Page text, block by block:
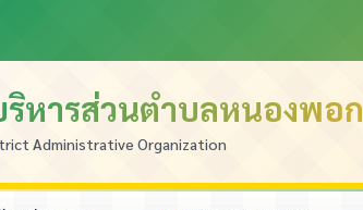
ริหารส่วนตำบลหนองพอก
Administrative Organization